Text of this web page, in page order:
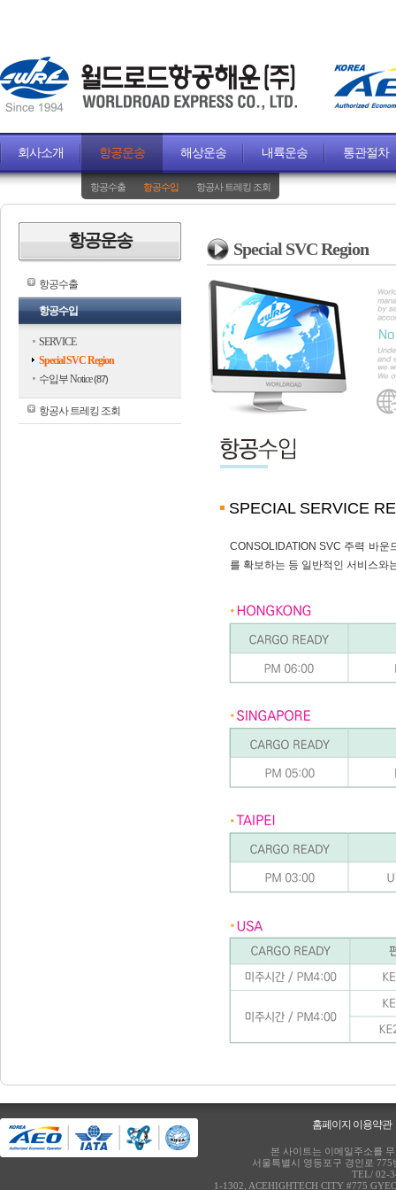
회사소개 항공운송
항공수출 항공수입 항공사 트레킹 조회
해상운송 내륙운송 통관절차
항공운송
항공수출
항공수입
SERVICE
Special SVC Region
수입부 Notice(87)
항공사 트레킹 조회
Special SVC Region
SPECIAL SERVICE
CONSOLIDATION SVC 주력 바운
를 확보하는 등 일반적인 서비스와
홈페이지 이용약관
본 사이트는 이메일주소를
서울특별시 영등포구 경인로
TEL/ 02-
1-1302, ACEHIGHTECH CITY #775